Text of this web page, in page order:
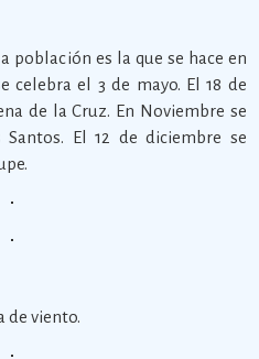
población es la que se hace en
celebra el 3 de mayo. El 18 de
de la Cruz. En Noviembre se
El 12 de diciembre se
de viento.